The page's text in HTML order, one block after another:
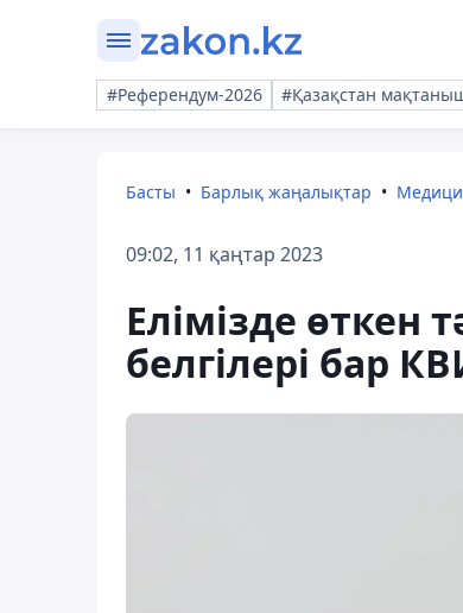
#Референдум-2026 #Қазақстан
Басты Барлық жаңалықтар
09:02, 11 қаңтар 2023
Елімізде өткен
белгілері бар